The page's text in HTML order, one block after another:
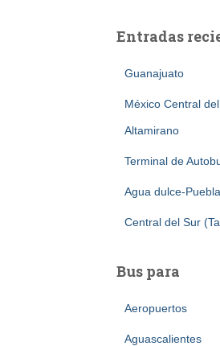
Entradas
Guanajuato
México Central
Altamirano
Terminal de
Agua dulce-
Central del Sur
Bus para
Aeropuertos
Aguascalientes